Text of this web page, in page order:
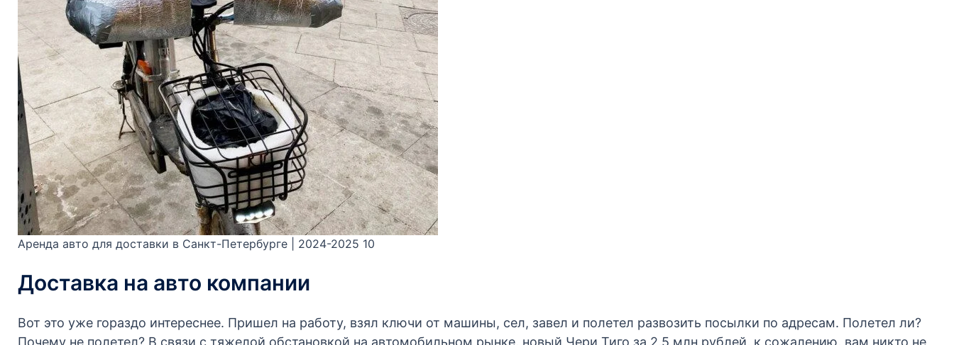
Аренда авто для доставки в Санкт-Петербурге | 2024-2025 10
Доставка на авто компании
Вот это уже гораздо интереснее. Пришел на работу, взял ключи от машины, сел, завел и полетел развозить посылки по адресам. Полетел ли?
Почему не полетел? В связи с тяжелой обстановкой на автомобильном рынке, новый Чери Тиго за 2,5 млн рублей, к сожалению, вам никто не